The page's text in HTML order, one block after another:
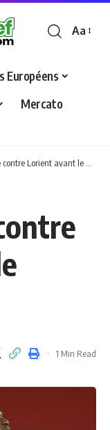
Font
Aa
Européens
Mercato
Lorient avant le Milan jeudi
1 Min Read